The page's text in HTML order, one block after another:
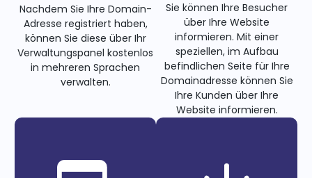
Nachdem Sie Ihre Domain-
Adresse registriert haben,
können Sie diese über Ihr
Verwaltungspanel kostenlos
in mehreren Sprachen
verwalten.
Sie können Ihre Besucher
über Ihre Website
informieren. Mit einer
speziellen, im Aufbau
befindlichen Seite für Ihre
Domainadresse können Sie
Ihre Kunden über Ihre
Website informieren.